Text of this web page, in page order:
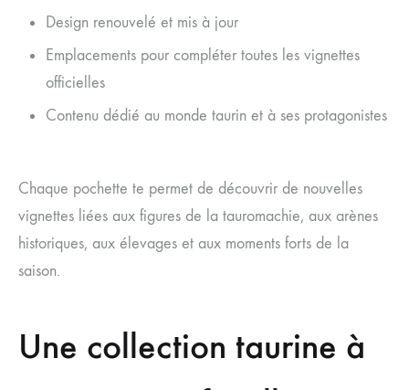
Design renouvelé et mis à jour
Emplacements pour compléter toutes les vignettes
officielles
Contenu dédié au monde taurin et à ses protagonistes
Chaque pochette te permet de découvrir de nouvelles
vignettes liées aux figures de la tauromachie, aux arènes
historiques, aux élevages et aux moments forts de la
saison.
Une collection taurine à